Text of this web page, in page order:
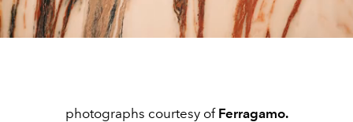
Video
photographs courtesy of Ferragamo.